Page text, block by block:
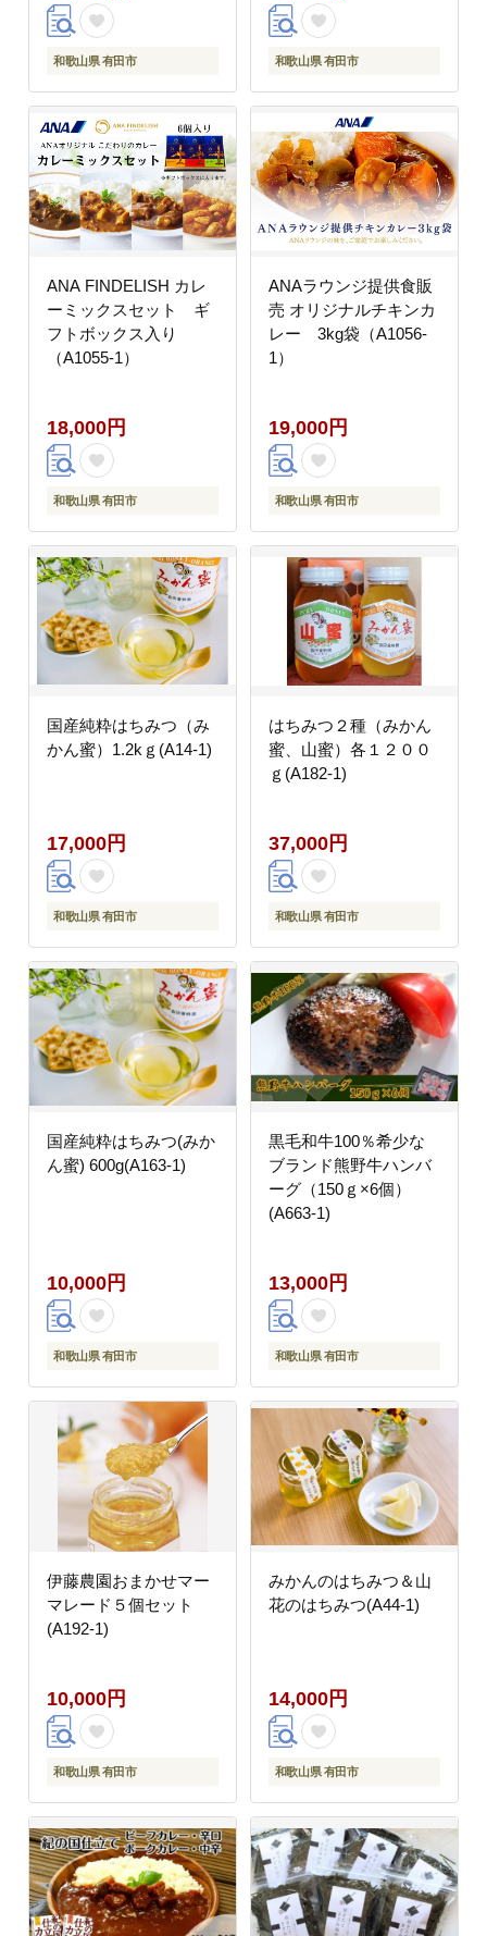
和歌山県 有田市 和歌山県 有田市
ANA FINDELISH カレ
ーミックスセット ギ
フトボックス入り
（A1055-1）
18,000円
和歌山県 有田市
ANAラウンジ提供食販
売 オリジナルチキンカ
レー 3kg袋（A1056-
1）
19,000円
和歌山県 有田市
国産純粋はちみつ（み
かん蜜）1.2kｇ(A14-1)
17,000円
和歌山県 有田市
はちみつ２種（みかん
蜜、山蜜）各１２００
ｇ(A182-1)
37,000円
和歌山県 有田市
国産純粋はちみつ(みか
ん蜜) 600g(A163-1)
10,000円
和歌山県 有田市
黒毛和牛100％希少な
ブランド熊野牛ハンバ
ーグ（150ｇ×6個）
(A663-1)
13,000円
和歌山県 有田市
伊藤農園おまかせマー
マレード５個セット
(A192-1)
10,000円
和歌山県 有田市
みかんのはちみつ＆山
花のはちみつ(A44-1)
14,000円
和歌山県 有田市